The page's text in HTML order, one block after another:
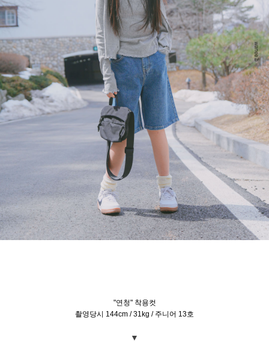
"연청" 착용컷
촬영당시 144cm / 31kg / 주니어 13호
▼